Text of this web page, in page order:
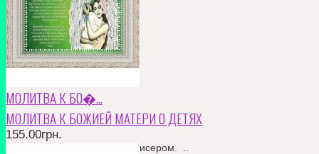
МОЛИТВА К БО�...
МОЛИТВА К БОЖИЕЙ МАТЕРИ О ДЕТЯХ
155.00грн.
Частичная вышивка. Гладь бисером. ..